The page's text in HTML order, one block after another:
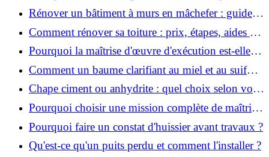
vendre ou louer un bien ?
Rénover un bâtiment à murs en mâchefer : guide
pratique et solutions
Comment rénover sa toiture : prix, étapes, aides et
réglementation ?
Pourquoi la maîtrise d'œuvre d'exécution est-elle
indispensable pour vos chantiers ?
Comment un baume clarifiant au miel et au suif
peut-il purifier la peau ?
Chape ciment ou anhydrite : quel choix selon votre
projet ?
Pourquoi choisir une mission complète de maîtrise
d’œuvre pour réussir vos projets?
Pourquoi faire un constat d'huissier avant travaux ?
Qu'est-ce qu'un puits perdu et comment l'installer ?